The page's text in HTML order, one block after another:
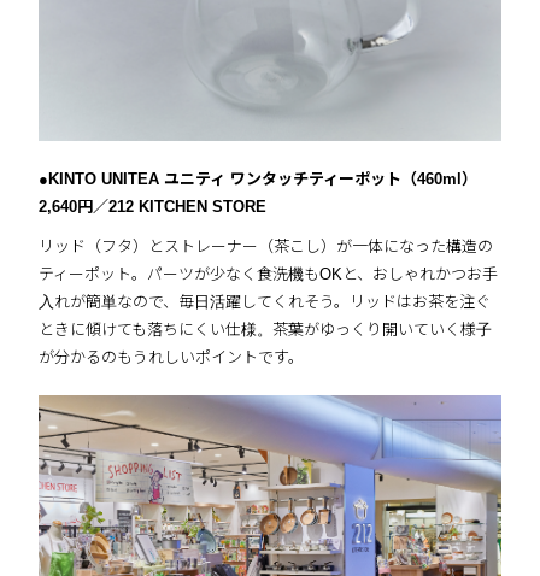
●KINTO UNITEA ユニティ ワンタッチティーポット（460ml）
2,640円／212 KITCHEN STORE
リッド（フタ）とストレーナー（茶こし）が一体になった構造の
ティーポット。パーツが少なく食洗機もOKと、おしゃれかつお手
入れが簡単なので、毎日活躍してくれそう。リッドはお茶を注ぐ
ときに傾けても落ちにくい仕様。茶葉がゆっくり開いていく様子
が分かるのもうれしいポイントです。